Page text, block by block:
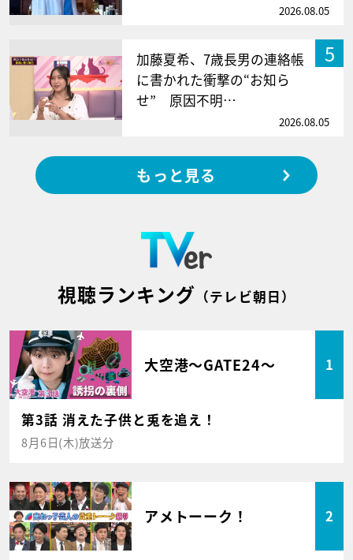
2026.08.05
5
加藤夏希、7歳長男の連絡帳
に書かれた衝撃の“お知ら
せ” 原因不明…
2026.08.05
もっと見る
視聴ランキング （テレビ朝日）
大空港～GATE24～ 1
第3話 消えた子供と兎を追え！
8月6日(木)放送分
アメトーーク！ 2